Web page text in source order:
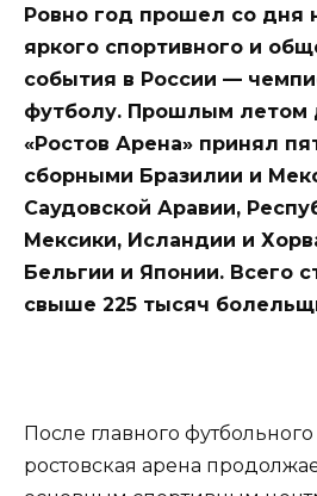
Ровно год прошел со дня
яркого спортивного и
события в России —
футболу. Прошлым летом
«Ростов Арена» принял
сборными Бразилии и
Саудовской Аравии,
Мексики, Исландии и
Бельгии и Японии. Всего
свыше 225 тысяч
После главного
ростовская арена